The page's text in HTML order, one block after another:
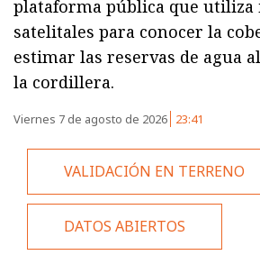
plataforma pública que utiliza
satelitales para conocer la
estimar las reservas de agua
la cordillera.
Viernes 7 de agosto de 2026 23:41
VALIDACIÓN EN TERRENO
DATOS ABIERTOS